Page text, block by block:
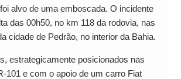
alvo de uma emboscada. O incidente
das 00h50, no km 118 da rodovia, nas
cidade de Pedrão, no interior da Bahia.
estrategicamente posicionados nas
101 e com o apoio de um carro Fiat